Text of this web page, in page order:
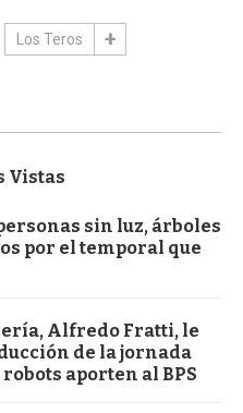
Los Teros
Vistas
sin luz, árboles
por el temporal que
Alfredo Fratti, le
de la jornada
aporten al BPS